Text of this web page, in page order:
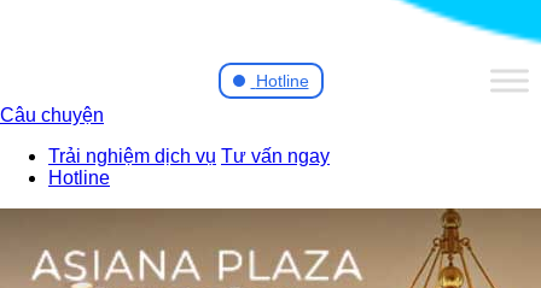
Hotline
Câu chuyện
Trải nghiệm dịch vụ Tư vấn ngay
Hotline